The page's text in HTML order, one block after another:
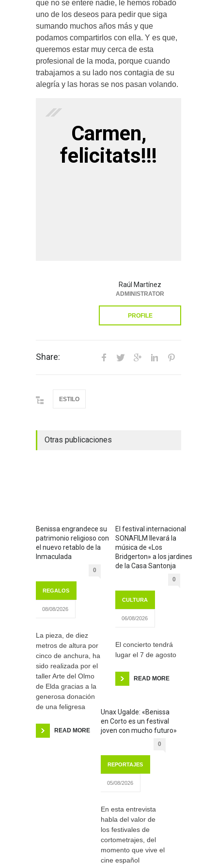
que no se entere nadie, le hemos robado
uno de los deseos para pedir que siga
sumando muchos años más y que
podamos compartirlos con ella. Y es que,
queremos estar muy cerca de esta
profesional de la moda, porque cuando
trabajamos a su lado nos contagia de su
alegría y las horas se nos pasan volando.
Carmen,
felicitats!!!
Raúl Martínez
ADMINISTRATOR
PROFILE
Share:
ESTILO
Otras publicaciones
Benissa engrandece su
patrimonio religioso con
el nuevo retablo de la
Inmaculada
0
REGALOS
08/08/2026
La pieza, de diez
metros de altura por
cinco de anchura, ha
sido realizada por el
taller Arte del Olmo
de Elda gracias a la
generosa donación
de una feligresa
READ MORE
El festival internacional
SONAFILM llevará la
música de «Los
Bridgerton» a los jardines
de la Casa Santonja
0
CULTURA
06/08/2026
El concierto tendrá
lugar el 7 de agosto
READ MORE
Unax Ugalde: «Benissa
en Corto es un festival
joven con mucho futuro»
0
REPORTAJES
05/08/2026
En esta entrevista
habla del valor de
los festivales de
cortometrajes, del
momento que vive el
cine español